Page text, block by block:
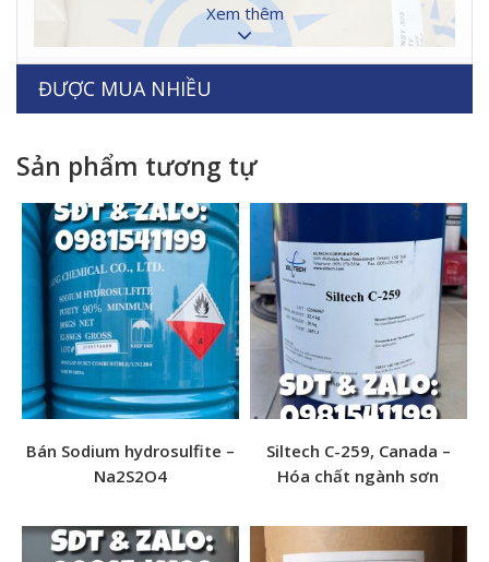
Tên sản phẩm: Zinc Stearate
Xem thêm
ĐƯỢC MUA NHIỀU
Sản phẩm tương tự
Bán Sodium hydrosulfite –
Na2S2O4
Siltech C-259, Canada –
Hóa chất ngành sơn